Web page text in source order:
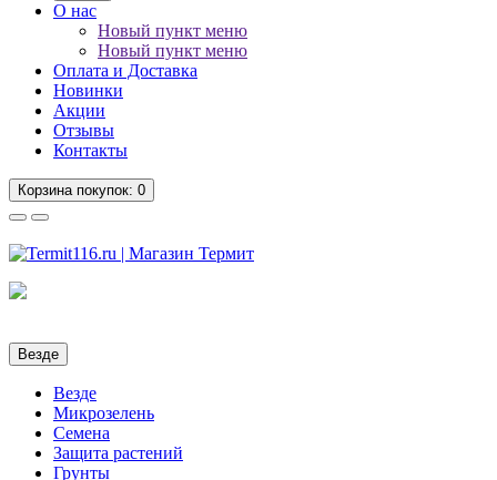
О нас
Новый пункт меню
Новый пункт меню
Оплата и Доставка
Новинки
Акции
Отзывы
Контакты
Корзинапокупок: 0
Везде
Везде
Микрозелень
Семена
Защита растений
Грунты